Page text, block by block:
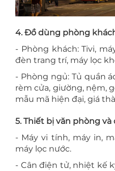
4. Đồ dùng phòng
- Phòng khách: Tivi,
đèn trang trí, máy lọc
- Phòng ngủ: Tủ quần
rèm cửa, giường, nệm,
mẫu mã hiện đại, giá
5. Thiết bị văn phòng và
- Máy vi tính, máy in,
máy lọc nước.
- Cân điện tử, nhiệt kế